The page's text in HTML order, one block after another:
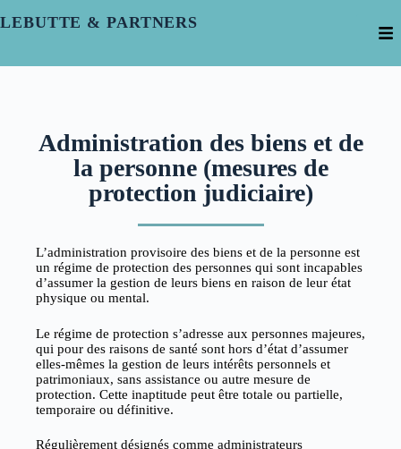
LEBUTTE & PARTNERS
Administration des biens et de
la personne (mesures de
protection judiciaire)
L’administration provisoire des biens et de la personne est
un régime de protection des personnes qui sont incapables
d’assumer la gestion de leurs biens en raison de leur état
physique ou mental.
Le régime de protection s’adresse aux personnes majeures,
qui pour des raisons de santé sont hors d’état d’assumer
elles-mêmes la gestion de leurs intérêts personnels et
patrimoniaux, sans assistance ou autre mesure de
protection. Cette inaptitude peut être totale ou partielle,
temporaire ou définitive.
Régulièrement désignés comme administrateurs